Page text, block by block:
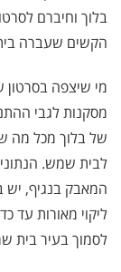
בלוך וחיברם
הקשים שעברה
מסקנות לגבי
של בלוך מכל מה
לבית שמש.
המאבק בנגיף, יש
ליקוי מאורות עד
לסמוך בעיר בית